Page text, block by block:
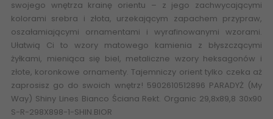
swojego wnętrza krainę orientu – z jego zachwycającymi
kolorami srebra i złota, urzekającym zapachem przypraw,
oszałamiającymi ornamentami i wyrafinowanymi wzorami.
Ułatwią Ci to wzory matowego kamienia z błyszczącymi
żyłkami, mieniąca się biel, metaliczne wzory heksagonów i
złote, koronkowe ornamenty. Tajemniczy orient tylko czeka aż
zaprosisz go do swoich wnętrz! 5902610512896 PARADYŻ (My
Way) Shiny Lines Bianco Ściana Rekt. Organic 29,8x89,8 30x90
S-R-298X898-1-SHIN.BIOR